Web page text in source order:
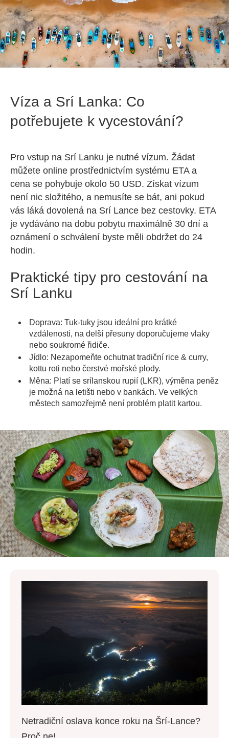
Víza a Srí Lanka: Co
potřebujete k vycestování?
Pro vstup na Srí Lanku je nutné vízum. Žádat
můžete online prostřednictvím systému ETA a
cena se pohybuje okolo 50 USD. Získat vízum
není nic složitého, a nemusíte se bát, ani pokud
vás láká dovolená na Srí Lance bez cestovky. ETA
je vydáváno na dobu pobytu maximálně 30 dní a
oznámení o schválení byste měli obdržet do 24
hodin.
Praktické tipy pro cestování na
Srí Lanku
Doprava: Tuk-tuky jsou ideální pro krátké
vzdálenosti, na delší přesuny doporučujeme vlaky
nebo soukromé řidiče.
Jídlo: Nezapomeňte ochutnat tradiční rice & curry,
kottu roti nebo čerstvé mořské plody.
Měna: Platí se srílanskou rupií (LKR), výměna peněz
je možná na letišti nebo v bankách. Ve velkých
městech samozřejmě není problém platit kartou.
Netradiční oslava konce roku na Šrí-Lance?